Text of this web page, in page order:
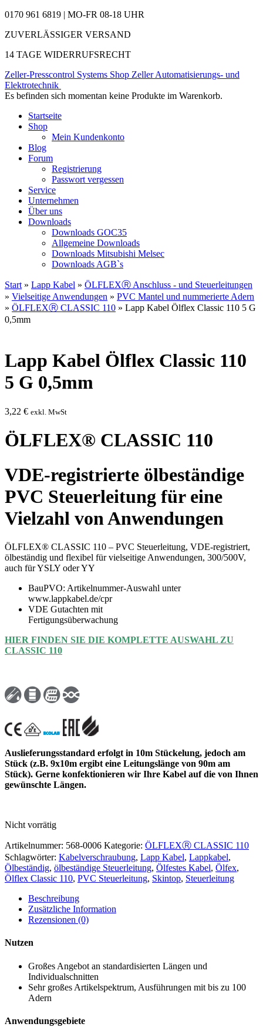
0170 961 6819 | MO-FR 08-18 UHR
ZUVERLÄSSIGER VERSAND
14 TAGE WIDERRUFSRECHT
Zeller-Presscontrol Systems Shop Zeller Automatisierungs- und
Elektrotechnik
Es befinden sich momentan keine Produkte im Warenkorb.
Startseite
Shop
Mein Kundenkonto
Blog
Forum
Registrierung
Passwort vergessen
Service
Unternehmen
Über uns
Downloads
Downloads GOC35
Allgemeine Downloads
Downloads Mitsubishi Melsec
Downloads AGB`s
Start » Lapp Kabel » ÖLFLEXⓇ Anschluss - und Steuerleitungen
» Vielseitige Anwendungen » PVC Mantel und nummerierte Adern
» ÖLFLEXⓇ CLASSIC 110 » Lapp Kabel Ölflex Classic 110 5 G
0,5mm
Lapp Kabel Ölflex Classic 110
5 G 0,5mm
3,22 € exkl. MwSt
ÖLFLEX® CLASSIC 110
VDE-registrierte ölbeständige
PVC Steuerleitung für eine
Vielzahl von Anwendungen
ÖLFLEX® CLASSIC 110 – PVC Steuerleitung, VDE-registriert,
ölbeständig und flexibel für vielseitige Anwendungen, 300/500V,
auch für YSLY oder YY
BauPVO: Artikelnummer-Auswahl unter
www.lappkabel.de/cpr
VDE Gutachten mit
Fertigungsüberwachung
HIER FINDEN SIE DIE KOMPLETTE AUSWAHL ZU
CLASSIC 110
Auslieferungsstandard erfolgt in 10m Stückelung, jedoch am
Stück (z.B. 9x10m ergibt eine Leitungslänge von 90m am
Stück). Gerne konfektionieren wir Ihre Kabel auf die von Ihnen
gewünschte Längen.
Nicht vorrätig
Artikelnummer: 568-0006 Kategorie: ÖLFLEXⓇ CLASSIC 110
Schlagwörter: Kabelverschraubung, Lapp Kabel, Lappkabel,
Ölbeständig, ölbeständige Steuerleitung, Ölfestes Kabel, Ölfex,
Ölflex Classic 110, PVC Steuerleitung, Skintop, Steuerleitung
Beschreibung
Zusätzliche Information
Rezensionen (0)
Nutzen
Großes Angebot an standardisierten Längen und
Individualschnitten
Sehr großes Artikelspektrum, Ausführungen mit bis zu 100
Adern
Anwendungsgebiete